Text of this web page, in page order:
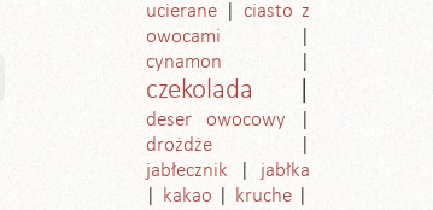
ucierane
ciasto z
owocami
cynamon
czekolada
deser owocowy
drożdże
jabłecznik
jabłka
kakao
kruche